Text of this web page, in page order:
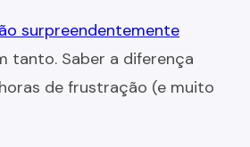
surpreendentemente
tanto. Saber a diferença
de frustração (e muito